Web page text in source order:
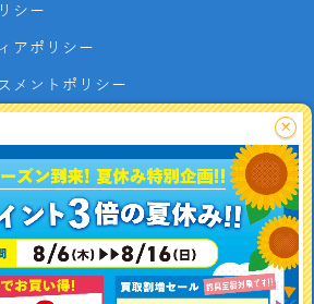
釣り情報を
シー
アポリシー
メントポリシー
方法
×